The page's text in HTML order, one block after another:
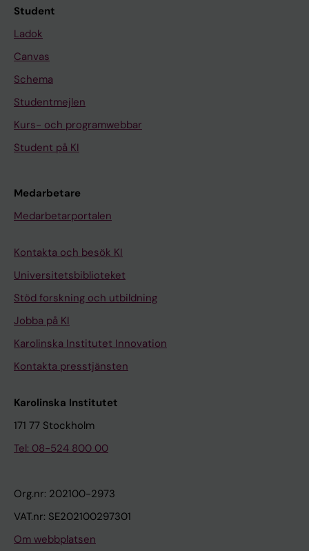
Student
Ladok
Canvas
Schema
Studentmejlen
Kurs- och programwebbar
Student på KI
Medarbetare
Medarbetarportalen
Kontakta och besök KI
Universitetsbiblioteket
Stöd forskning och utbildning
Jobba på KI
Karolinska Institutet Innovation
Kontakta presstjänsten
Karolinska Institutet
171 77 Stockholm
Tel: 08-524 800 00
Org.nr: 202100-2973
VAT.nr: SE202100297301
Om webbplatsen